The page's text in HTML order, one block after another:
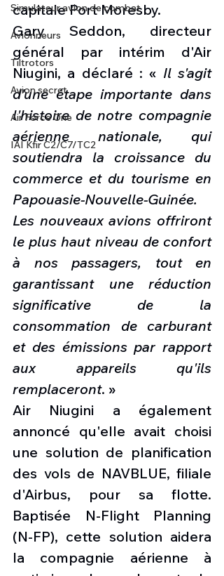
Simulateur avion de combat
Avionneurs
Tiltrotors
Avion secret
Air Force One
IAI Kfir C2/C7/TC2
capitale Port Moresby.
Gary Seddon, directeur
général par intérim d'Air
Niugini, a déclaré : « Il s'agit
d'une étape importante dans
l'histoire de notre compagnie
aérienne nationale, qui
soutiendra la croissance du
commerce et du tourisme en
Papouasie-Nouvelle-Guinée.
Les nouveaux avions offriront
le plus haut niveau de confort
à nos passagers, tout en
garantissant une réduction
significative de la
consommation de carburant
et des émissions par rapport
aux appareils qu'ils
remplaceront. »
Air Niugini a également
annoncé qu'elle avait choisi
une solution de planification
des vols de NAVBLUE, filiale
d'Airbus, pour sa flotte.
Baptisée N-Flight Planning
(N-FP), cette solution aidera
la compagnie aérienne à